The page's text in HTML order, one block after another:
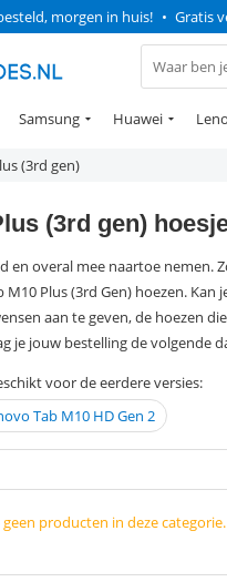
morgen in huis! • Gratis
Samsung Huawei
(3rd gen)
(3rd gen)
en overal mee naartoe nemen.
M10 Plus (3rd Gen) hoezen.
aan te geven, de hoezen
je jouw bestelling de volgende
voor de eerdere versies:
Tab M10 HD Gen 2
producten in deze